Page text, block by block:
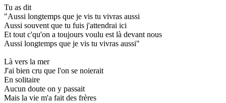
Tu as dit
"Aussi longtemps que je vis tu vivras aussi
Aussi souvent que tu fuis j'attendrai ici
Et tout c'qu'on a toujours voulu est là devant nous
Aussi longtemps que je vis tu vivras aussi"
Là vers la mer
J'ai bien cru que l'on se noierait
En solitaire
Aucun doute on y passait
Mais la vie m'a fait des frères